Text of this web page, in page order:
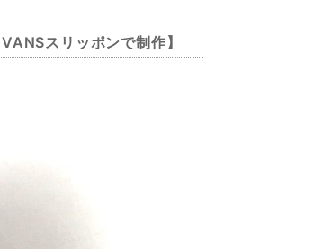
スリッポンで制作】